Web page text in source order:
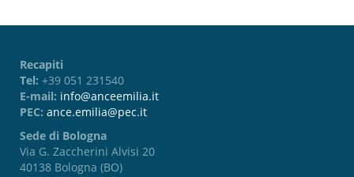
Recapiti
Tel: +39 051 231540
E-mail: info@anceemilia.it
PEC: ance.emilia@pec.it
Sede di Bologna
Via G. Zaccherini Alvisi 20
40138 Bologna (BO)